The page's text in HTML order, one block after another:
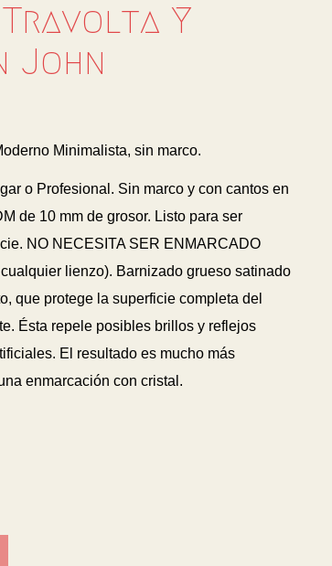
Travolta Y
John
Minimalista, sin marco.
o Profesional. Sin marco y con cantos en
de 10 mm de grosor. Listo para ser
NO NECESITA SER ENMARCADO
lienzo). Barnizado grueso satinado
que protege la superficie completa del
Ésta repele posibles brillos y reflejos
El resultado es mucho más
enmarcación con cristal.